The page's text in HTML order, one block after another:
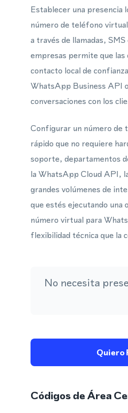
Establecer una presencia
número de teléfono
a través de llamadas,
empresas permite que las
contacto local de
WhatsApp Business API
conversaciones con los
Configurar un número de
rápido que no requiere
soporte, departamentos
la WhatsApp Cloud API,
grandes volúmenes de
que estés ejecutando una
número virtual para
flexibilidad técnica que la
No necesita
Quiero
Códigos de Área